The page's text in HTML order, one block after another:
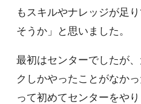
もスキルやナレッジが足
そうか」と思いました。
最初はセンターでしたが
クしかやったことがなか
って初めてセンターをや